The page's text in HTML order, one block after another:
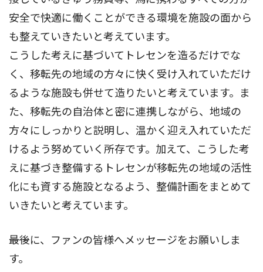
安全で快適に働くことができる環境を施設の面から
も整えていきたいと考えています。
こうした考えに基づいてトレセンを造るだけでな
く、移転先の地域の方々に快く受け入れていただけ
るような施設も併せて造りたいと考えています。ま
た、移転先の自治体と密に連携しながら、地域の
方々にしっかりと説明し、温かく迎え入れていただ
けるよう努めていく所存です。加えて、こうした考
えに基づき整備するトレセンが移転先の地域の活性
化にも資する施設となるよう、整備計画をまとめて
いきたいと考えています。
――最後に、ファンの皆様へメッセージをお願いしま
す。